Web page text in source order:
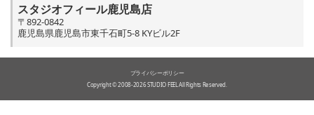
スタジオフィール鹿児島店
〒892-0842
鹿児島県鹿児島市東千石町5-8 KYビル2F
プライバシーポリシー
Copyright © 2008-2026 STUDIO FEEL All Rights Reserved.